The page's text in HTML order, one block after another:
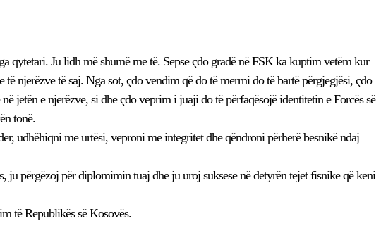
qytetari. Ju lidh më shumë me të. Sepse çdo gradë në FSK ka kuptim vetëm kur
të njerëzve të saj. Nga sot, çdo vendim që do të merrni do të bartë përgjegjësi, çdo
jetën e njerëzve, si dhe çdo veprim i juaji do të përfaqësojë identitetin e Forcës së
tonë.
udhëhiqni me urtësi, veproni me integritet dhe qëndroni përherë besnikë ndaj
ju përgëzoj për diplomimin tuaj dhe ju uroj suksese në detyrën tejet fisnike që keni
të Republikës së Kosovës.